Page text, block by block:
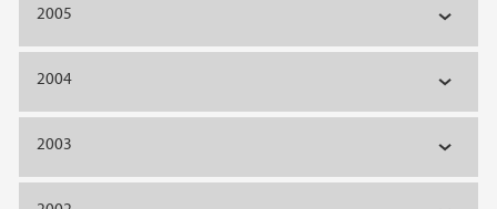
2005
2004
2003